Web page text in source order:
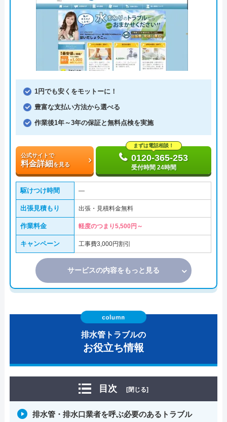
1円でも安くをモットーに！
豊富な支払い方法から選べる
作業後1年～3年の保証と無料点検を実施
公式サイトで
料金詳細を見る
まずは電話相談！
0120-365-253
受付時間 24時間
駆けつけ時間 ―
出張見積もり 出張・見積料金無料
作業料金 軽度のつまり5,500円～
キャンペーン 工事費3,000円割引
サービスの内容をもっと見る
排水管トラブルの
お役立ち情報
目次 [閉じる]
排水管・排水口業者を呼ぶ必要のあるトラブル